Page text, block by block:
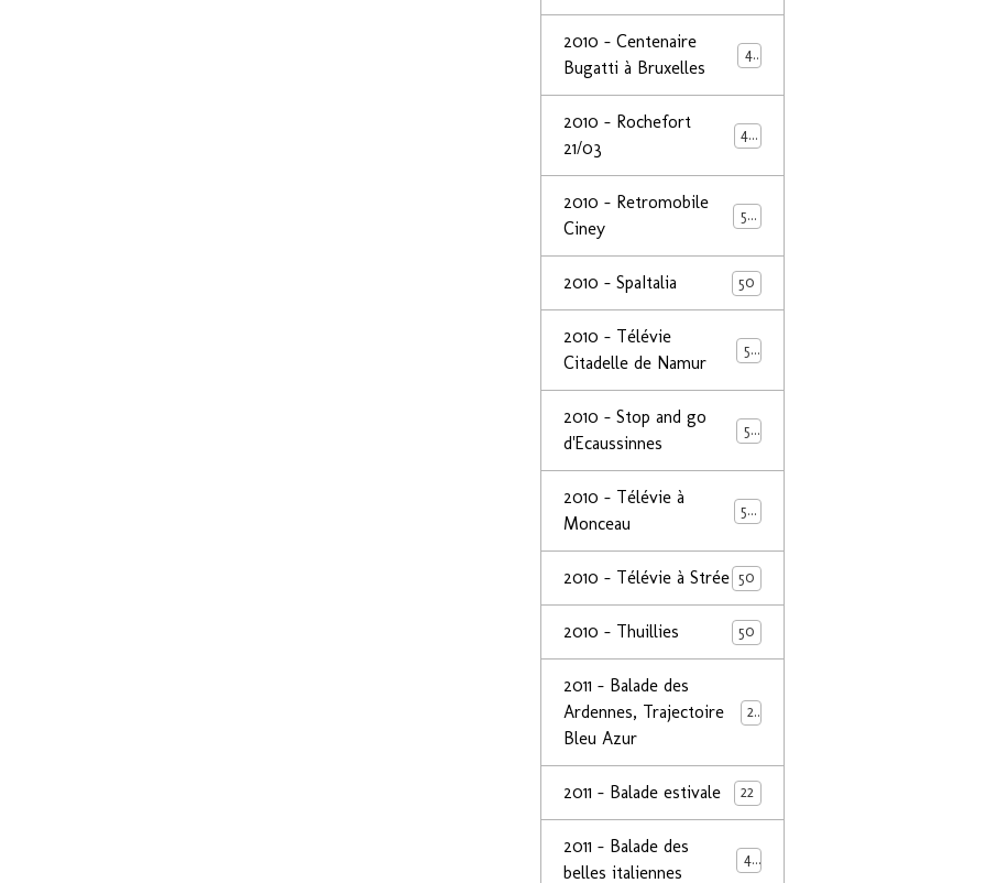
2010 - Centenaire
Bugatti à Bruxelles
44
2010 - Rochefort
21/03
47
2010 - Retromobile
Ciney
50
2010 - SpaItalia 50
2010 - Télévie
Citadelle de Namur
50
2010 - Stop and go
d'Ecaussinnes
50
2010 - Télévie à
Monceau
50
2010 - Télévie à Strée 50
2010 - Thuillies 50
2011 - Balade des
Ardennes, Trajectoire
Bleu Azur
24
2011 - Balade estivale 22
2011 - Balade des
belles italiennes
49